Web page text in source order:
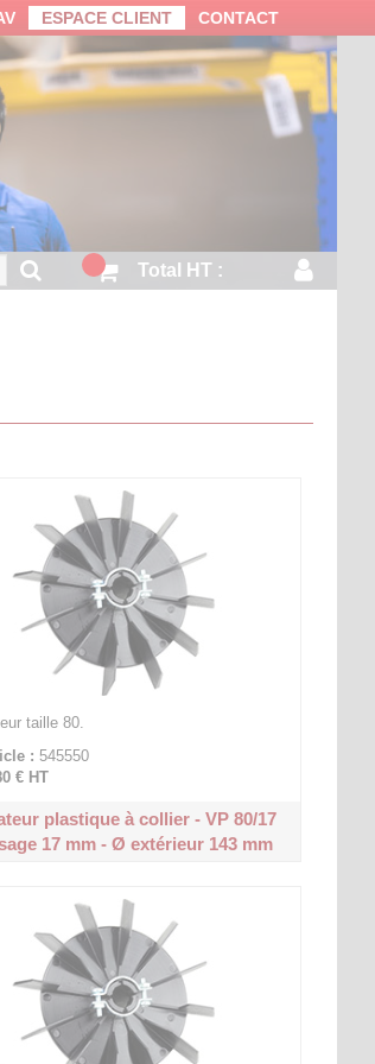
ESPACE CLIENT CONTACT
Total HT :
taille 80.
: 545550
€ HT
plastique à collier - VP 80/17
17 mm - Ø extérieur 143 mm